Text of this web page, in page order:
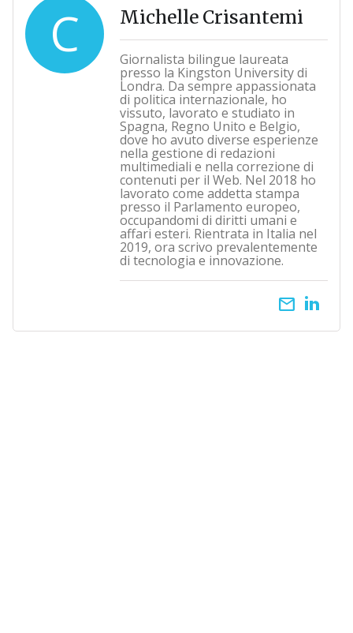
C Michelle Crisantemi
Giornalista bilingue laureata
presso la Kingston University di
Londra. Da sempre appassionata
di politica internazionale, ho
vissuto, lavorato e studiato in
Spagna, Regno Unito e Belgio,
dove ho avuto diverse esperienze
nella gestione di redazioni
multimediali e nella correzione di
contenuti per il Web. Nel 2018 ho
lavorato come addetta stampa
presso il Parlamento europeo,
occupandomi di diritti umani e
affari esteri. Rientrata in Italia nel
2019, ora scrivo prevalentemente
di tecnologia e innovazione.
email